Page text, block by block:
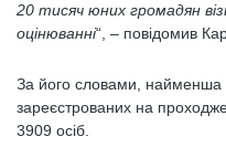
20 тисяч юних громадян
оцінюванні“, – повідомив
За його словами, найменша
зареєстрованих на
3909 осіб.